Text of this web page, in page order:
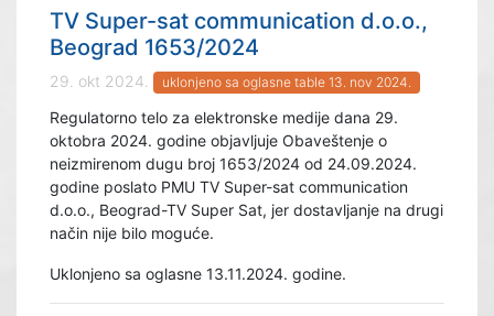
TV Super-sat communication d.o.o.,
Beograd 1653/2024
29. okt 2024. uklonjeno sa oglasne table 13. nov 2024.
Regulatorno telo za elektronske medije dana 29.
oktobra 2024. godine objavljuje Obaveštenje o
neizmirenom dugu broj 1653/2024 od 24.09.2024.
godine poslato PMU TV Super-sat communication
d.o.o., Beograd-TV Super Sat, jer dostavljanje na drugi
način nije bilo moguće.
Uklonjeno sa oglasne 13.11.2024. godine.